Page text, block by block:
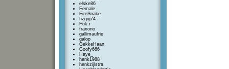
elske86
Female
FireSnake
fizgig74
Fok.r
fraxono
gallimaufrie
galop
GekkeHaan
Goofy666
Haye_
henk1988
henkzijlstra